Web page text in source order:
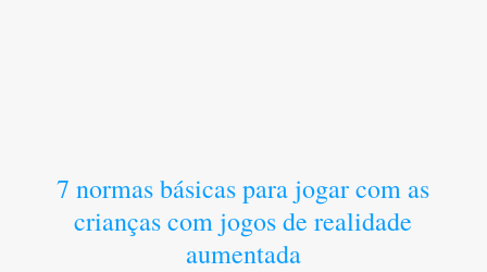
7 normas básicas para jogar com as
crianças com jogos de realidade
aumentada